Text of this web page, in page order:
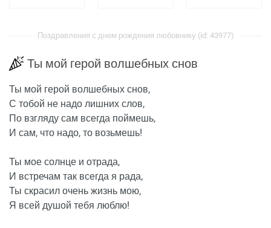
Поздравления с днем рождения любовнику (id: 43977)
Ты мой герой волшебных снов
Ты мой герой волшебных снов,
С тобой не надо лишних слов,
По взгляду сам всегда поймешь,
И сам, что надо, то возьмешь!
Ты мое солнце и отрада,
И встречам так всегда я рада,
Ты скрасил очень жизнь мою,
Я всей душой тебя люблю!